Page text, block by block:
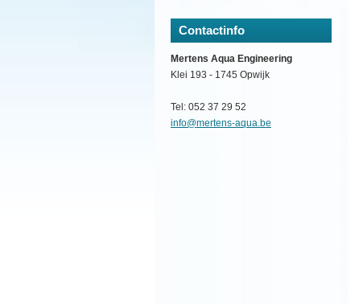
Contactinfo
Mertens Aqua Engineering
Klei 193 - 1745 Opwijk
Tel: 052 37 29 52
info@mertens-aqua.be